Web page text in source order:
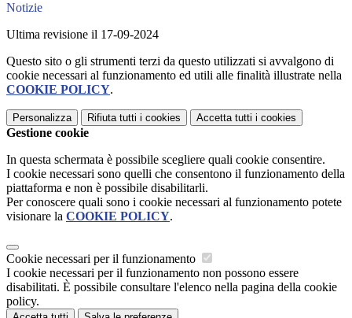
Notizie
Ultima revisione il 17-09-2024
Questo sito o gli strumenti terzi da questo utilizzati si avvalgono di
cookie necessari al funzionamento ed utili alle finalità illustrate nella
COOKIE POLICY.
Personalizza Rifiuta tutti i cookies Accetta tutti i cookies
Gestione cookie
In questa schermata è possibile scegliere quali cookie consentire.
I cookie necessari sono quelli che consentono il funzionamento della
piattaforma e non è possibile disabilitarli.
Per conoscere quali sono i cookie necessari al funzionamento potete
visionare la COOKIE POLICY.
Cookie necessari per il funzionamento
I cookie necessari per il funzionamento non possono essere
disabilitati. È possibile consultare l'elenco nella pagina della cookie
policy.